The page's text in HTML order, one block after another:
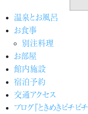
温泉とお風呂
お食事
別注料理
お部屋
館内施設
宿泊予約
交通アクセス
ブログ『ときめきピチピ